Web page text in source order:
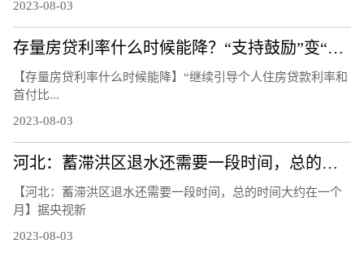
2023-08-03
存量房贷利率什么时候能降？“支持鼓励”变“指导”
【存量房贷利率什么时候能降】“继续引导个人住房贷款利率和
首付比...
2023-08-03
河北：蓄滞洪区退水还需要一段时间，总的时间大约在一个月
【河北：蓄滞洪区退水还需要一段时间，总的时间大约在一个
月】据央视新
2023-08-03